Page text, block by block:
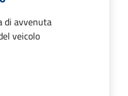
di avvenuta
veicolo